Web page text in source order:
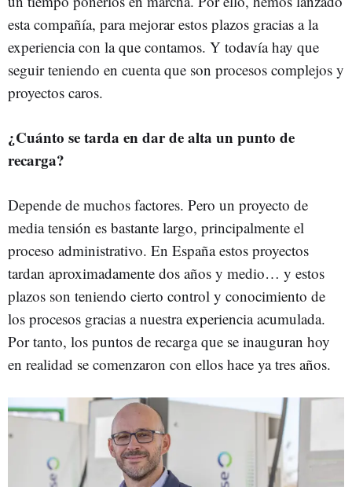
esta compañía, para mejorar estos plazos gracias a la
experiencia con la que contamos. Y todavía hay que
seguir teniendo en cuenta que son procesos complejos y
proyectos caros.
¿Cuánto se tarda en dar de alta un punto de
recarga?
Depende de muchos factores. Pero un proyecto de
media tensión es bastante largo, principalmente el
proceso administrativo. En España estos proyectos
tardan aproximadamente dos años y medio… y estos
plazos son teniendo cierto control y conocimiento de
los procesos gracias a nuestra experiencia acumulada.
Por tanto, los puntos de recarga que se inauguran hoy
en realidad se comenzaron con ellos hace ya tres años.